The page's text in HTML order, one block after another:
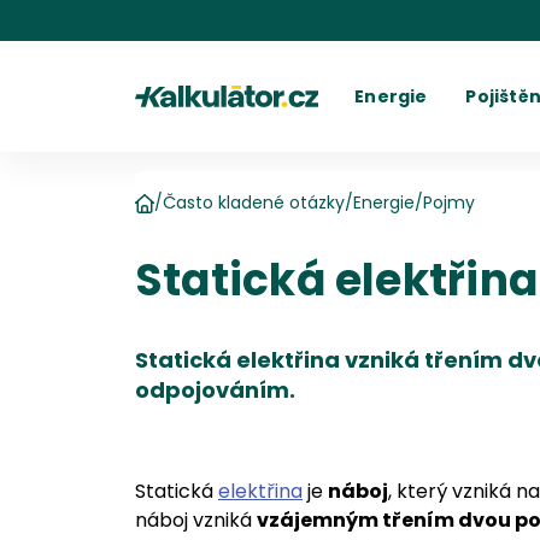
Kalkulátor.cz Energie
Kalkulačka elektřiny
Povinné
Domů
/Často kladené otázky/Energie/Pojmy
Statická elektřina
Statická elektřina vzniká třením
odpojováním.
Statickáelektřinaje náboj, který vzniká
náboj vznikávzájemným třením dvou